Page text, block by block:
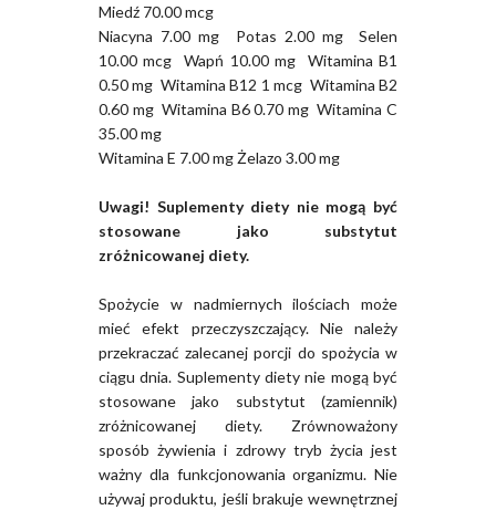
Miedź 70.00 mcg
Niacyna 7.00 mg Potas 2.00 mg Selen
10.00 mcg Wapń 10.00 mg Witamina B1
0.50 mg Witamina B12 1 mcg Witamina B2
0.60 mg Witamina B6 0.70 mg Witamina C
35.00 mg
Witamina E 7.00 mg Żelazo 3.00 mg
Uwagi! Suplementy diety nie mogą być
stosowane jako substytut
zróżnicowanej diety.
Spożycie w nadmiernych ilościach może
mieć efekt przeczyszczający. Nie należy
przekraczać zalecanej porcji do spożycia w
ciągu dnia. Suplementy diety nie mogą być
stosowane jako substytut (zamiennik)
zróżnicowanej diety. Zrównoważony
sposób żywienia i zdrowy tryb życia jest
ważny dla funkcjonowania organizmu. Nie
używaj produktu, jeśli brakuje wewnętrznej